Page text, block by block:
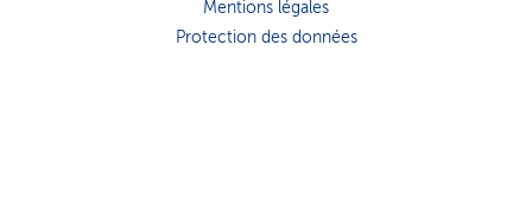
Mentions légales
Protection des données